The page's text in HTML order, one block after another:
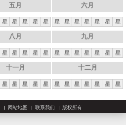
五月
星 星 星 星 星
六月
星 星 星 星 星 星 星
八月
星 星 星 星 星
九月
星 星 星 星 星 星 星
十一月
星 星 星 星 星
十二月
星 星 星 星 星 星 星
网站地图 联系我们 版权所有